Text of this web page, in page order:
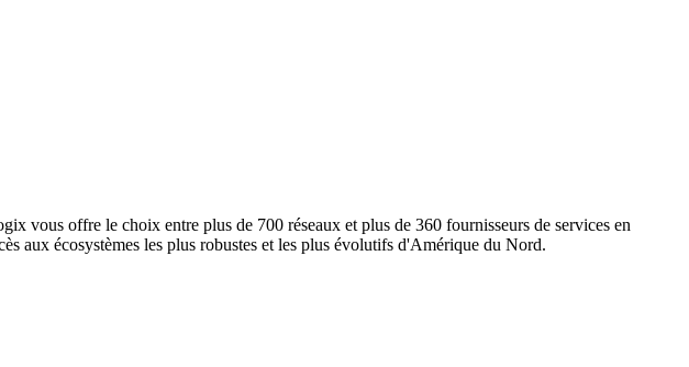
vous offre le choix entre plus de 700 réseaux et plus de 360 fournisseurs de services en
aux écosystèmes les plus robustes et les plus évolutifs d'Amérique du Nord.